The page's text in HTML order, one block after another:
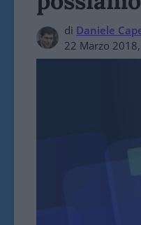
di Daniele
22 Marzo